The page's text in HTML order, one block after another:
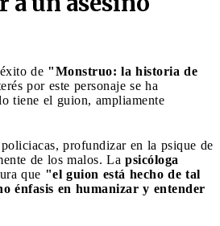
de "Monstruo: la historia de
por este personaje se ha
tiene el guion, ampliamente
profundizar en la psique de
de los malos. La psicóloga
que "el guion está hecho de tal
énfasis en humanizar y entender